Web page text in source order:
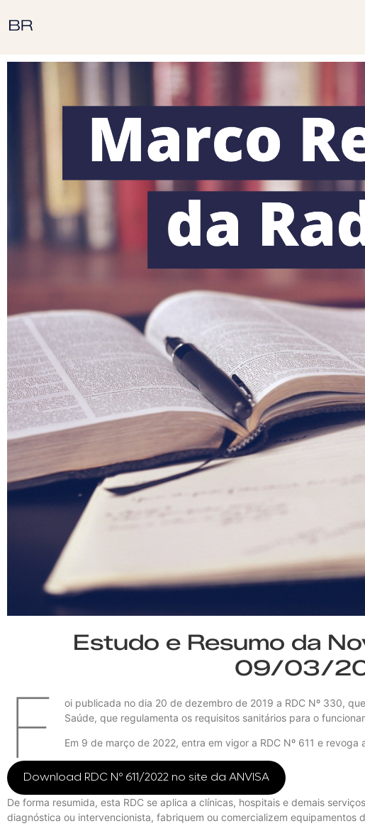
Estudo e Resumo da
09/03/
F
oi publicada no dia 20 de dezembro de 2019 a RDC Nº 330,
Saúde, que regulamenta os requisitos sanitários para o
Em 9 de março de 2022, entra em vigor a RDC Nº 611 e revoga
Download RDC Nº 611/2022 no site da ANVISA
De forma resumida, esta RDC se aplica a clínicas, hospitais e demais
diagnóstica ou intervencionista, fabriquem ou comercializem equipamentos